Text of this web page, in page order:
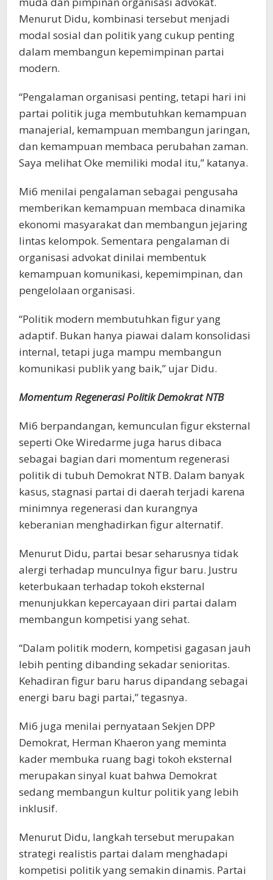
Menurut Didu, kombinasi tersebut menjadi
modal sosial dan politik yang cukup penting
dalam membangun kepemimpinan partai
modern.
“Pengalaman organisasi penting, tetapi hari ini
partai politik juga membutuhkan kemampuan
manajerial, kemampuan membangun jaringan,
dan kemampuan membaca perubahan zaman.
Saya melihat Oke memiliki modal itu,” katanya.
Mi6 menilai pengalaman sebagai pengusaha
memberikan kemampuan membaca dinamika
ekonomi masyarakat dan membangun jejaring
lintas kelompok. Sementara pengalaman di
organisasi advokat dinilai membentuk
kemampuan komunikasi, kepemimpinan, dan
pengelolaan organisasi.
“Politik modern membutuhkan figur yang
adaptif. Bukan hanya piawai dalam konsolidasi
internal, tetapi juga mampu membangun
komunikasi publik yang baik,” ujar Didu.
Momentum Regenerasi Politik Demokrat NTB
Mi6 berpandangan, kemunculan figur eksternal
seperti Oke Wiredarme juga harus dibaca
sebagai bagian dari momentum regenerasi
politik di tubuh Demokrat NTB. Dalam banyak
kasus, stagnasi partai di daerah terjadi karena
minimnya regenerasi dan kurangnya
keberanian menghadirkan figur alternatif.
Menurut Didu, partai besar seharusnya tidak
alergi terhadap munculnya figur baru. Justru
keterbukaan terhadap tokoh eksternal
menunjukkan kepercayaan diri partai dalam
membangun kompetisi yang sehat.
“Dalam politik modern, kompetisi gagasan jauh
lebih penting dibanding sekadar senioritas.
Kehadiran figur baru harus dipandang sebagai
energi baru bagi partai,” tegasnya.
Mi6 juga menilai pernyataan Sekjen DPP
Demokrat, Herman Khaeron yang meminta
kader membuka ruang bagi tokoh eksternal
merupakan sinyal kuat bahwa Demokrat
sedang membangun kultur politik yang lebih
inklusif.
Menurut Didu, langkah tersebut merupakan
strategi realistis partai dalam menghadapi
kompetisi politik yang semakin dinamis. Partai